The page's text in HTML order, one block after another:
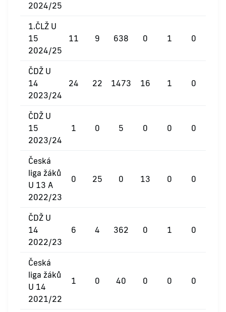
2024/25
1.ČLŽ U
15
2024/25
11 9 638 0 1 0
ČDŽ U
14
2023/24
24 22 1473 16 1 0
ČDŽ U
15
2023/24
1 0 5 0 0 0
Česká
liga žáků
U 13 A
2022/23
0 25 0 13 0 0
ČDŽ U
14
2022/23
6 4 362 0 1 0
Česká
liga žáků
U 14
2021/22
1 0 40 0 0 0